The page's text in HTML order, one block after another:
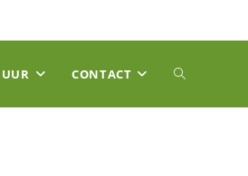
CONTACT TOGGLE